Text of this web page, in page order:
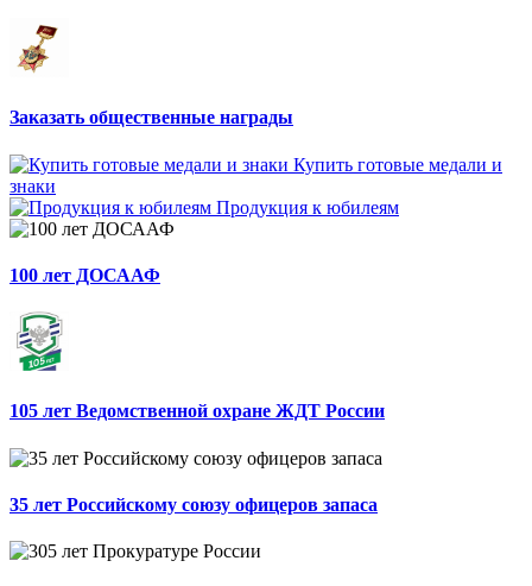
Заказать общественные награды
Купить готовые медали и
знаки
Продукция к юбилеям
100 лет ДОСААФ
105 лет Ведомственной охране ЖДТ России
35 лет Российскому союзу офицеров запаса